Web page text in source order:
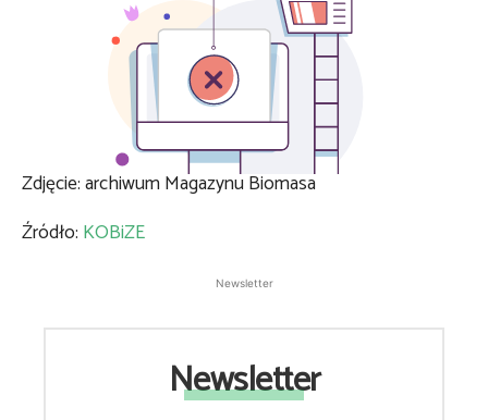
Zdjęcie: archiwum Magazynu Biomasa
Źródło: KOBiZE
Newsletter
Newsletter